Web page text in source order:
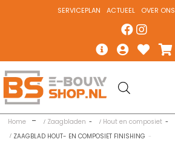
SERVICEPLAN ACTUEEL OVER ONS
Home Zaagbladen
Hout en composiet
ZAAGBLAD HOUT- EN COMPOSIET FINISHING